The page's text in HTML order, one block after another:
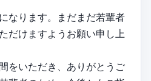
なります。まだまだ若輩者
だけますようお願い申し上
をいただき、ありがとうご